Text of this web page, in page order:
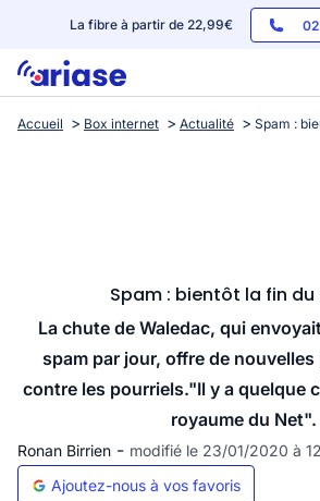
La fibre à partir de 22,99€
Box internet
Accueil Box internet Actualité Spam :
Spam : bientôt la fin du
La chute de Waledac, qui
spam par jour, offre de
contre les pourriels."Il y a quelque
royaume du Net".
Ronan Birrien - modifié le 23/01/2020 à
Ajoutez-nous à vos favoris